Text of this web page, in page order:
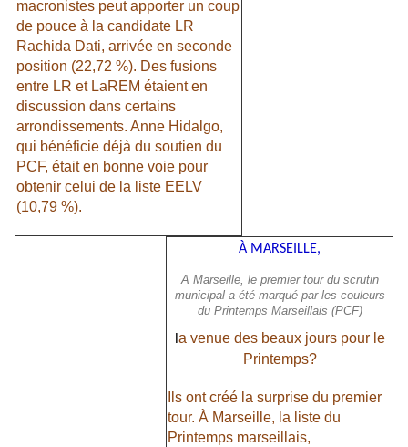
macronistes peut apporter un coup
de pouce à la candidate LR
Rachida Dati, arrivée en seconde
position (22,72 %). Des fusions
entre LR et LaREM étaient en
discussion dans certains
arrondissements. Anne Hidalgo,
qui bénéficie déjà du soutien du
PCF, était en bonne voie pour
obtenir celui de la liste EELV
(10,79 %).
À MARSEILLE,
A Marseille, le premier tour du scrutin
municipal a été marqué par les couleurs
du Printemps Marseillais (PCF)
a venue des beaux jours pour le
Printemps?
Ils ont créé la surprise du premier
tour. À Marseille, la liste du
Printemps marseillais,